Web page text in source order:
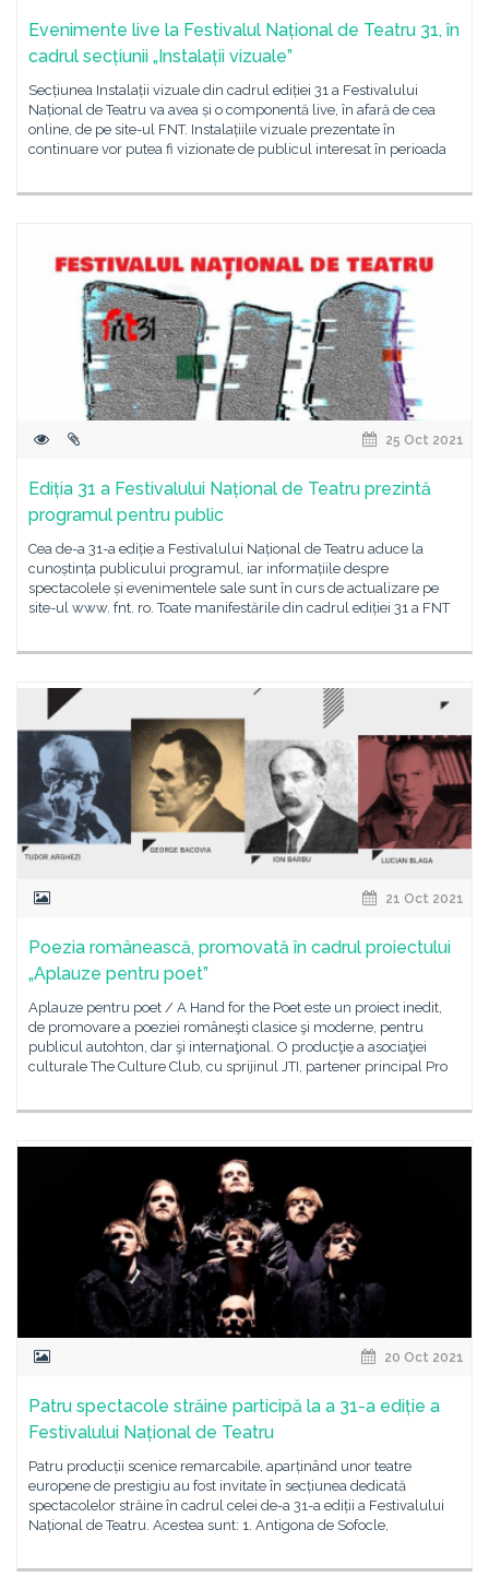
Evenimente live la Festivalul Național de Teatru 31, în
cadrul secțiunii „Instalații vizuale”
Secțiunea Instalații vizuale din cadrul ediției 31 a Festivalului
Național de Teatru va avea și o componentă live, în afară de cea
online, de pe site-ul FNT. Instalațiile vizuale prezentate în
continuare vor putea fi vizionate de publicul interesat în perioada
25 Oct 2021
Ediția 31 a Festivalului Național de Teatru prezintă
programul pentru public
Cea de-a 31-a ediție a Festivalului Național de Teatru aduce la
cunoștința publicului programul, iar informațiile despre
spectacolele și evenimentele sale sunt în curs de actualizare pe
site-ul www. fnt. ro. Toate manifestările din cadrul ediției 31 a FNT
21 Oct 2021
Poezia românească, promovată în cadrul proiectului
„Aplauze pentru poet”
Aplauze pentru poet / A Hand for the Poet este un proiect inedit,
de promovare a poeziei româneşti clasice şi moderne, pentru
publicul autohton, dar şi internaţional. O producţie a asociaţiei
culturale The Culture Club, cu sprijinul JTI, partener principal Pro
20 Oct 2021
Patru spectacole străine participă la a 31-a ediție a
Festivalului Național de Teatru
Patru producții scenice remarcabile, aparținând unor teatre
europene de prestigiu au fost invitate în secțiunea dedicată
spectacolelor străine în cadrul celei de-a 31-a ediții a Festivalului
Național de Teatru. Acestea sunt: 1. Antigona de Sofocle,